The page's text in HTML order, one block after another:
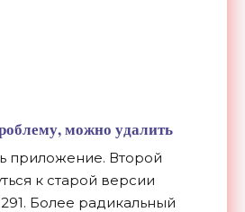
можно удалить
приложение. Второй
к старой версии
1. Более радикальный